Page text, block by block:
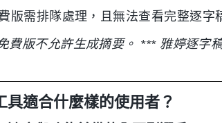
版需排隊處理，且無法查看完整逐字
費版不允許生成摘要。 *** 雅婷逐字
具適合什麼樣的使用者？